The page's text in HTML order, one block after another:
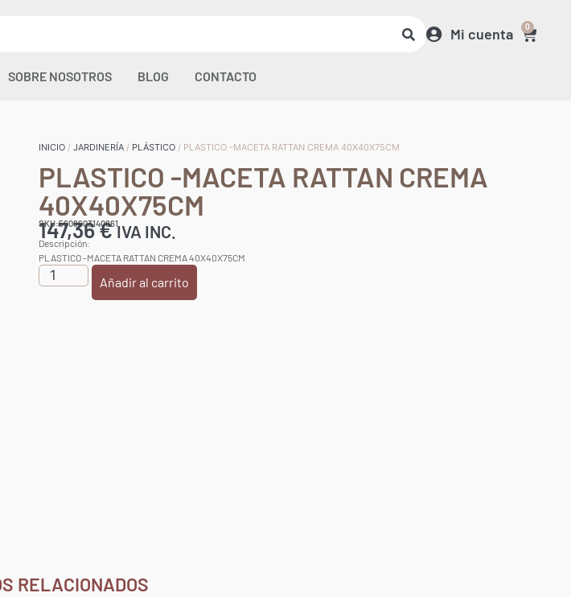
Mi cuenta 0
SOBRE NOSOTROS BLOG CONTACTO
INICIO / JARDINERÍA / PLÁSTICO / PLASTICO -MACETA RATTAN CREMA 40X40X75CM
PLASTICO -MACETA RATTAN CREMA
40X40X75CM
SKU:5608603140861
147,36€IVA INC.
Descripción:
PLASTICO -MACETA RATTAN CREMA 40X40X75CM
Añadir al carrito
RELACIONADOS